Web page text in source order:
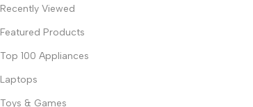
Recently Viewed
Featured Products
Top 100 Appliances
Laptops
Toys & Games